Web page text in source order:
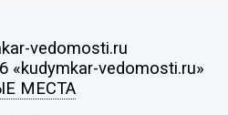
vedomosti.ru
«kudymkar-vedomosti.ru»
МЕСТА